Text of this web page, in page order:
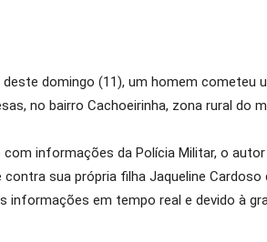
deste domingo (11), um homem cometeu
no bairro Cachoeirinha, zona rural do
com informações da Polícia Militar, o
contra sua própria filha Jaqueline
informações em tempo real e devido à